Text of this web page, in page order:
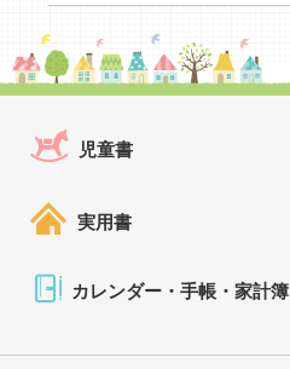
児童書
実用書
カレンダー・手帳・家計簿